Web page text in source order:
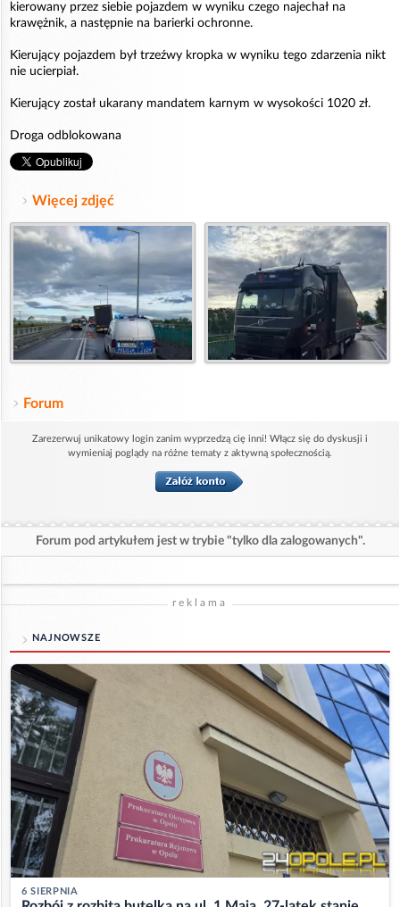
kierowany przez siebie pojazdem w wyniku czego najechał na
krawężnik, a następnie na barierki ochronne.
Kierujący pojazdem był trzeźwy kropka w wyniku tego zdarzenia nikt
nie ucierpiał.
Kierujący został ukarany mandatem karnym w wysokości 1020 zł.
Droga odblokowana
Więcej zdjęć
Forum
Zarezerwuj unikatowy login zanim wyprzedzą cię inni! Włącz się do dyskusji i
wymieniaj poglądy na różne tematy z aktywną społecznością.
Forum pod artykułem jest w trybie "tylko dla zalogowanych".
reklama
NAJNOWSZE
6 SIERPNIA